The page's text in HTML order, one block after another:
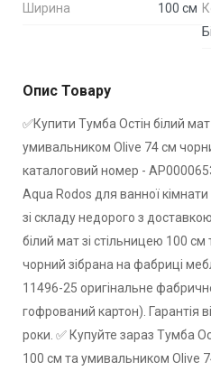
Ширина 100 см
Опис Товару
✅Купити Тумба Остiн білий
умивальником Olive 74 см
каталоговий номер -
Aqua Rodos для ванної
зі складу недорого з
білий мат зі стільницею 100
чорний зібрана на фабриці
11496-25 оригінальне
гофрований картон). Гарантія
роки. ✅ Купуйте зараз Тумба
100 см та умивальником Olive